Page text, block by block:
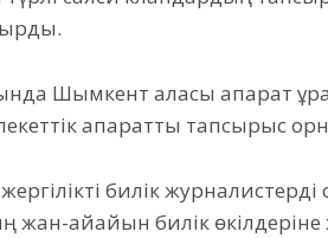
Шымкент қаласы ақпарат
ақпараттық тапсырыс
билік журналистерді
жан-айқайын билік өкілдеріне